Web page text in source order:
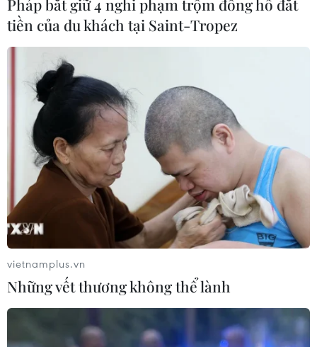
Theo dõi VietnamPlus
TIN LIÊN QUAN
Pháp bắt giữ 4 nghi phạm trộm đồng hồ đắt
tiền của du khách tại Saint-Tropez
vietnamplus.vn
Những vết thương không thể lành